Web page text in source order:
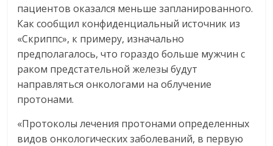
пациентов оказался меньше запланированного.
Как сообщил конфиденциальный источник из
«Скриппс», к примеру, изначально
предполагалось, что гораздо больше мужчин с
раком предстательной железы будут
направляться онкологами на облучение
протонами.
«Протоколы лечения протонами определенных
видов онкологических заболеваний, в первую